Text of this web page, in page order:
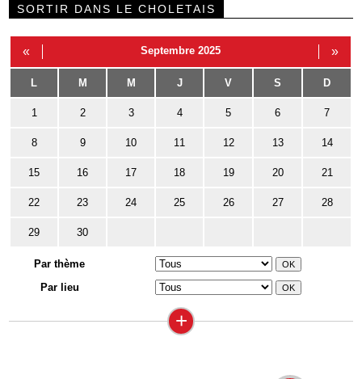
SORTIR DANS LE CHOLETAIS
« Septembre 2025 »
L M M J V S D
1 2 3 4 5 6 7
8 9 10 11 12 13 14
15 16 17 18 19 20 21
22 23 24 25 26 27 28
29 30
Par thème
Par lieu
+